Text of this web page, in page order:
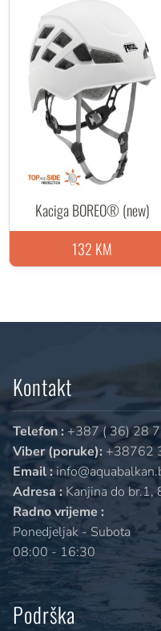
Kaciga BOREO® (new)
132 KM
Kontakt
Telefon : +387 ( 36) 28
Viber (poruke): +38762
Email :
Adresa : Kanjina do
Radno vrijeme :
Ponedjeljak - Subota
08:00 - 16:30
Podrška